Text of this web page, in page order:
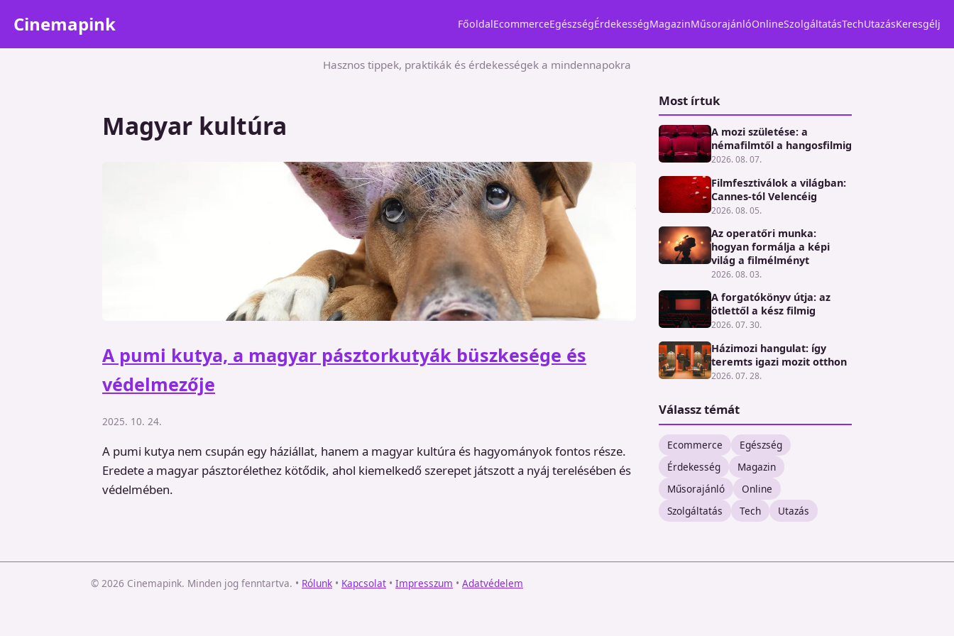
Cinemapink FőoldalEcommerceEgészségÉrdekességMagazinMűsorajánlóOnlineSzolgáltatásTechUtazásKeresgélj
Hasznos tippek, praktikák és érdekességek a mindennapokra
Magyar kultúra
A pumi kutya, a magyar pásztorkutyák büszkesége és
védelmezője
2025. 10. 24.
A pumi kutya nem csupán egy háziállat, hanem a magyar kultúra és hagyományok fontos része.
Eredete a magyar pásztorélethez kötődik, ahol kiemelkedő szerepet játszott a nyáj terelésében és
védelmében.
Most írtuk
A mozi születése: a
némafilmtől a hangosfilmig
2026. 08. 07.
Filmfesztiválok a világban:
Cannes-tól Velencéig
2026. 08. 05.
Az operatőri munka:
hogyan formálja a képi
világ a filmélményt
2026. 08. 03.
A forgatókönyv útja: az
ötlettől a kész filmig
2026. 07. 30.
Házimozi hangulat: így
teremts igazi mozit otthon
2026. 07. 28.
Válassz témát
Ecommerce
Egészség
Érdekesség
Magazin
Műsorajánló
Online
Szolgáltatás
Tech Utazás
© 2026 Cinemapink. Minden jog fenntartva. • Rólunk • Kapcsolat • Impresszum • Adatvédelem